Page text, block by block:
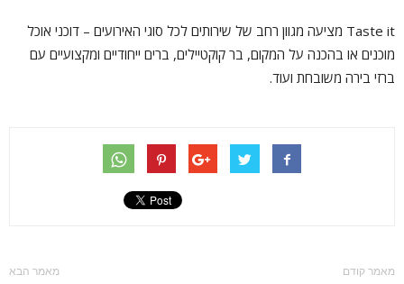
Taste it מציעה מגוון רחב של שירותים לכל סוגי האירועים – דוכני אוכל
מוכנים או בהכנה על המקום, בר קוקטיילים, ברים ייחודיים ומקצועיים עם
ברזי בירה משובחת ועוד.
מאמר קודם מאמר הבא